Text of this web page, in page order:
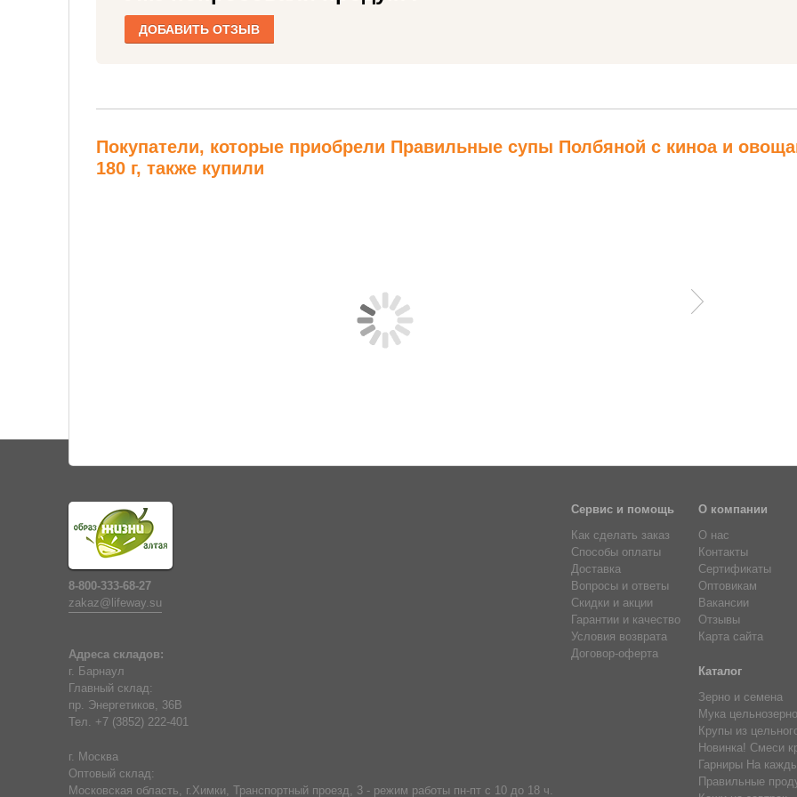
ДОБАВИТЬ ОТЗЫВ
Покупатели, которые приобрели Правильные супы Полбяной с киноа и
180 г, также купили
8-800-333-68-27
zakaz@lifeway.su
Адреса складов:
г. Барнаул
Главный склад:
пр. Энергетиков, 36В
Тел. +7 (3852) 222-401
г. Москва
Оптовый склад:
Московская область, г.Химки, Транспортный проезд, 3 - режим работы пн-пт с 10 до 18 ч.
Сервис и помощь
Как сделать заказ
Способы оплаты
Доставка
Вопросы и ответы
Скидки и акции
Гарантии и качество
Условия возврата
Договор-оферта
О компании
О нас
Контакты
Сертификаты
Оптовикам
Вакансии
Отзывы
Карта сайта
Каталог
Зерно и семена
Мука
Крупы из
Новинка! Смеси
Гарниры На
Правильные